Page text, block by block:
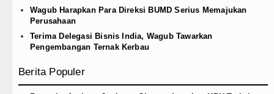
Wagub Harapkan Para Direksi BUMD Serius Memajukan
Perusahaan
Terima Delegasi Bisnis India, Wagub Tawarkan
Pengembangan Ternak Kerbau
Berita Populer